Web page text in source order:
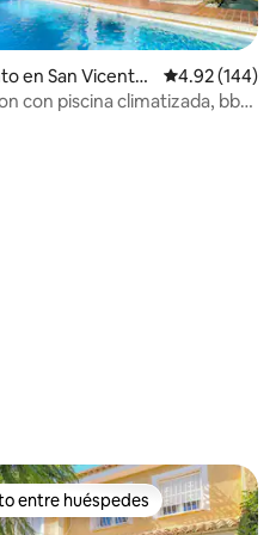
de 5, 121 reseñas
en San Vicente
Calificación
4.92 (144)
con piscina climatizada, bbq
huéspedes preferido
entre huéspedes